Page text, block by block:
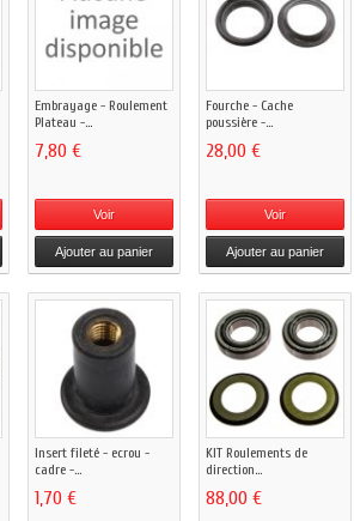
Embrayage - Roulement
Plateau -...
7,80 €
Voir
Ajouter au panier
Fourche - Cache
poussière -...
28,00 €
Voir
Ajouter au panier
Insert fileté - ecrou -
cadre -...
1,70 €
KIT Roulements de
direction...
88,00 €